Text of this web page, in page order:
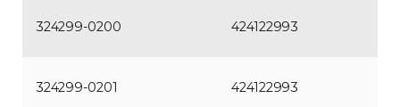
324299-0200 424122993
324299-0201 424122993